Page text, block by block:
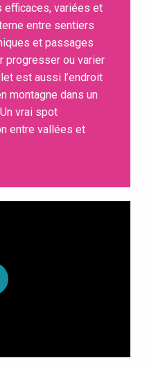
efficaces, variées et
entre sentiers
et passages
progresser ou varier
est aussi l’endroit
montagne dans un
vrai spot
entre vallées et